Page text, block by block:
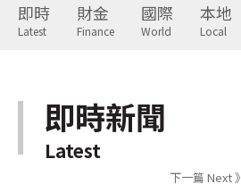
即時
Latest
財金
Finance
國際
World
本地
Local
即時新聞
Latest
下一篇 Next 》